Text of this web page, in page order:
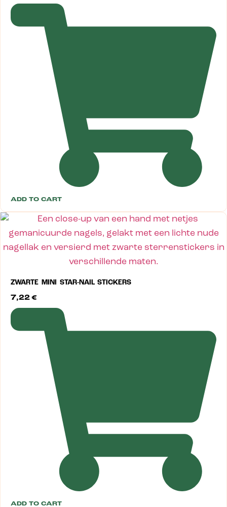
ADD TO CART
ZWARTE MINI STAR-NAIL STICKERS
7,22 €
ADD TO CART